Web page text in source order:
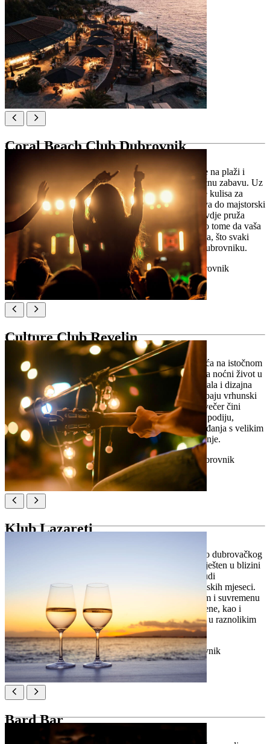
Coral Beach Club Dubrovnik
Coral Beach Club nudi luksuznu kombinaciju zabave na plaži i
opuštanja u spa centru, vrhunsku gastronomiju i odličnu zabavu. Uz
zadivljujući pogled, ovaj ekskluzivni klub savršena je kulisa za
nezaboravan dan na moru. Od popodnevnih DJ setova do majstorski
pripremljenih koktela pri zalasku sunca, gostima se ovdje pruža
doživljaj svjetske klase. Profesionalni barmeni brinu o tome da vaša
čaša uvijek bude puna vrhunskih i osvježavajućih pića, što svaki
posjet ovom klubu čini jedinstvenim doživljajem u Dubrovniku.
Lokacija:Ul. Ivana pl. Zajca 30, 20000, Dubrovnik
Culture Club Revelin
Culture Club Revelin, smješten u tvrđavi iz 16. stoljeća na istočnom
rubu dubrovačkog Starog grada, omiljeno je mjesto za noćni život u
gradu. Spoj stare kamene arhitekture i modernih svjetala i dizajna
stvara jedinstvenu atmosferu. U klubu redovito nastupaju vrhunski
hrvatski glazbenici i međunarodni DJ-evi, što svaku večer čini
nezaboravnom. Zahvaljujući velikom baru i plesnom podiju,
Revelin je mjesto odličnog provoda za sve – od događanja s velikim
brojem posjetitelja do onih koji traže intimnije okruženje.
Lokacija:Ul. Svetog Dominika 3, 20000, Dubrovnik
Klub Lazareti
Već tri desetljeća klub Lazareti nezaobilazno je mjesto dubrovačkog
noćnog života koje nudi eklektičan izbor zabave. Smješten u blizini
središta grada i otvoren tijekom cijele godine, klub nudi
svakodnevna događanja ljeti i vikendima tijekom zimskih mjeseci.
Ovo kultno mjesto, koje savršeno spaja povijesni šarm i suvremenu
atmosferu, ugošćuje zvijezde svjetske i regionalne scene, kao i
renomirane DJ-e. Tajna privlačnosti kluba Lazareti je u raznolikim
programima koji nude za svakoga ponešto.
Lokacija:Ul. Frana Supila 10, 20000, Dubrovnik
Bard Bar